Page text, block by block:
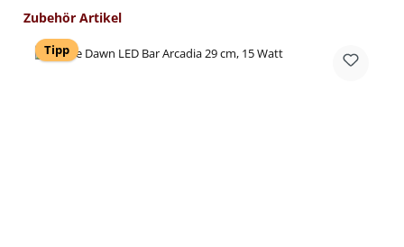
Produktgalerie überspringen
Zubehör Artikel
Tipp